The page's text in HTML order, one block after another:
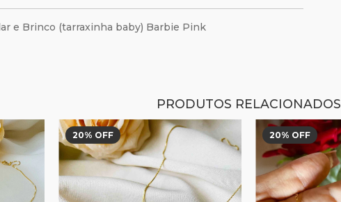
e Brinco (tarraxinha baby) Barbie Pink
PRODUTOS RELACIONADOS
20% OFF 20% OFF